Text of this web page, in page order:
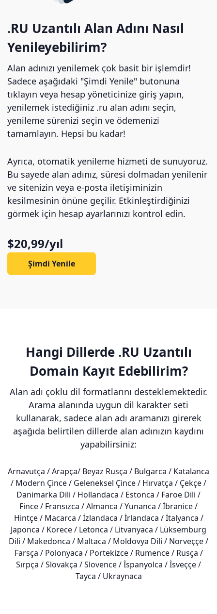
.RU Uzantılı Alan Adını Nasıl
Yenileyebilirim?
Alan adınızı yenilemek çok basit bir işlemdir!
Sadece aşağıdaki "Şimdi Yenile" butonuna
tıklayın veya hesap yöneticinize giriş yapın,
yenilemek istediğiniz .ru alan adını seçin,
yenileme sürenizi seçin ve ödemenizi
tamamlayın. Hepsi bu kadar!
Ayrıca, otomatik yenileme hizmeti de sunuyoruz.
Bu sayede alan adınız, süresi dolmadan yenilenir
ve sitenizin veya e-posta iletişiminizin
kesilmesinin önüne geçilir. Etkinleştirdiğinizi
görmek için hesap ayarlarınızı kontrol edin.
$20,99/yıl
Şimdi Yenile
Hangi Dillerde .RU Uzantılı
Domain Kayıt Edebilirim?
Alan adı çoklu dil formatlarını desteklemektedir.
Arama alanında uygun dil karakter seti
kullanarak, sadece alan adı aramanızı girerek
aşağıda belirtilen dillerde alan adınızın kaydını
yapabilirsiniz:
Arnavutça / Arapça/ Beyaz Rusça / Bulgarca / Katalanca
/ Modern Çince / Geleneksel Çince / Hırvatça / Çekçe /
Danimarka Dili / Hollandaca / Estonca / Faroe Dili /
Fince / Fransızca / Almanca / Yunanca / İbranice /
Hintçe / Macarca / İzlandaca / İrlandaca / İtalyanca /
Japonca / Korece / Letonca / Litvanyaca / Lüksemburg
Dili / Makedonca / Maltaca / Moldovya Dili / Norveççe /
Farsça / Polonyaca / Portekizce / Rumence / Rusça /
Sırpça / Slovakça / Slovence / İspanyolca / İsveççe /
Tayca / Ukraynaca